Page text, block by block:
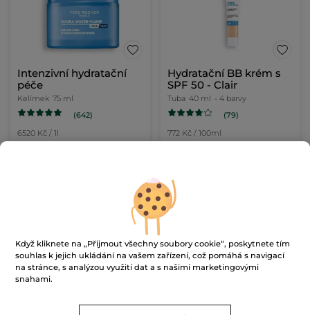
Intenzivní hydratační
péče
Kelímek 75 ml
(642)
6520 Kč / 1l
Hydratační BB krém s
SPF 50 - Clair
Tuba 40 ml - 4 barvy
(79)
772 Kč / 100ml
-29%
Když kliknete na „Přijmout všechny soubory cookie“, poskytnete tím
souhlas k jejich ukládání na vašem zařízení, což pomáhá s navigací
na stránce, s analýzou využití dat a s našimi marketingovými
snahami.